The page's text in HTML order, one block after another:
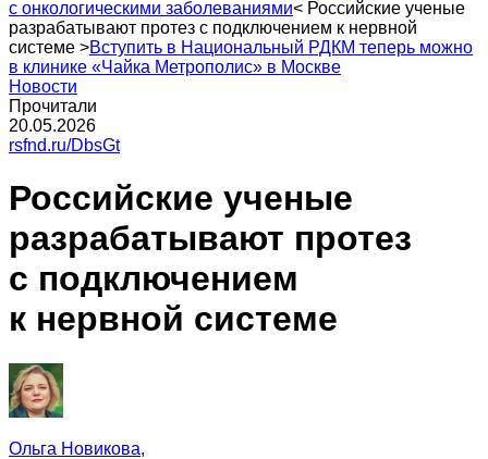
с онкологическими заболеваниями< Российские ученые
разрабатывают протез с подключением к нервной
системе >Вступить в Национальный РДКМ теперь можно
в клинике «Чайка Метрополис» в Москве
Новости
Прочитали
20.05.2026
rsfnd.ru/DbsGt
Российские ученые
разрабатывают протез
с подключением
к нервной системе
Ольга Новикова,